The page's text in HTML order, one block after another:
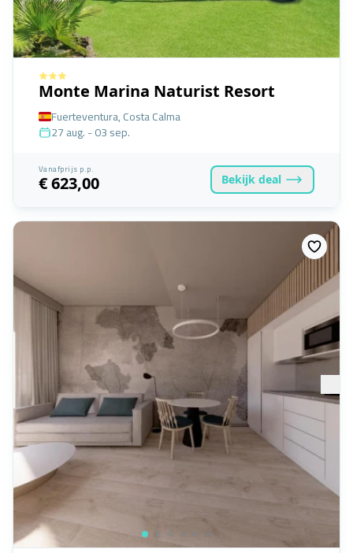
Monte Marina Naturist Resort
Fuerteventura, Costa Calma
27 aug. - 03 sep.
Vanafprijs p.p.
€ 623,00 Bekijk deal